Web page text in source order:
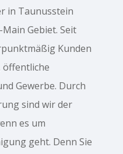
in Taunusstein
Gebiet. Seit
Kunden
öffentliche
Gewerbe. Durch
sind wir der
es um
geht. Denn Sie